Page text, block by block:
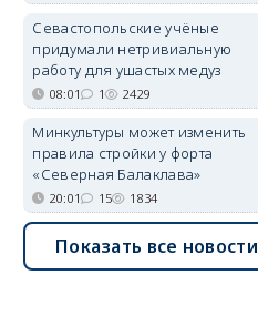
Севастопольские учёные
придумали нетривиальную
работу для ушастых медуз
08:01 1 2429
Минкультуры может изменить
правила стройки у форта
«Северная Балаклава»
20:01 15 1834
Показать все новости